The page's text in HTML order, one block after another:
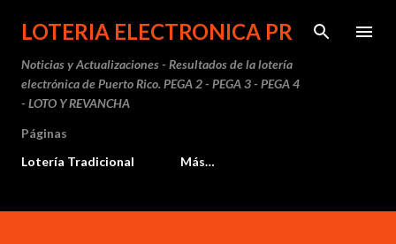
Ir al contenido principal
LOTERIA ELECTRONICA PR
Noticias y Actualizaciones - Resultados de la lotería
electrónica de Puerto Rico. PEGA 2 - PEGA 3 - PEGA 4
- LOTO Y REVANCHA
Páginas
Lotería Tradicional
Más…